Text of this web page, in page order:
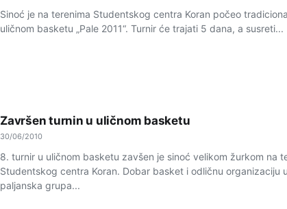
Sinoć je na terenima Studentskog centra Koran počeo
uličnom basketu „Pale 2011“. Turnir će trajati 5 dana, a susreti...
Završen turnin u uličnom basketu
30/06/2010
8. turnir u uličnom basketu zavšen je sinoć velikom žurkom na
Studentskog centra Koran. Dobar basket i odličnu organizaciju
paljanska grupa...